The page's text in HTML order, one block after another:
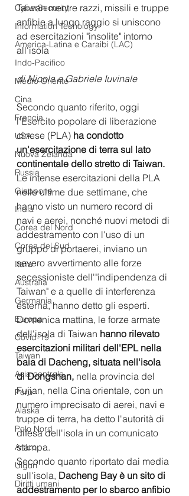
CyberSecurity
Information Tecnology
America-Latina e Caraibi (LAC)
Indo-Pacifico
Medio Oriente
Cina
Francia
USA
Nuova Zelanda
Russia
Giappone
India
Corea del Nord
Corea del Sud
Italia
Australia
Germania
Europa
Covid-19
Taiwan
Asia centrale
Perù
Alaska
Polo Nord
Artico
Uiguri
Diritti umani
Taiwan mentre razzi, missili e truppe
anfibie a lungo raggio si uniscono
ad esercitazioni "insolite" intorno
all'isola
di Nicola e Gabriele Iuvinale
Secondo quanto riferito, oggi
l'Esercito popolare di liberazione
cinese (PLA) ha condotto
un'esercitazione di terra sul lato
continentale dello stretto di Taiwan.
Le intense esercitazioni della PLA
nelle ultime due settimane, che
hanno visto un numero record di
navi e aerei, nonché nuovi metodi di
addestramento con l'uso di un
gruppo di portaerei, inviano un
severo avvertimento alle forze
secessioniste dell'"indipendenza di
Taiwan" e a quelle di interferenza
esterna, hanno detto gli esperti.
Domenica mattina, le forze armate
dell'isola di Taiwan hanno rilevato
esercitazioni militari dell'EPL nella
baia di Dacheng, situata nell'isola
di Dongshan, nella provincia del
Fujian, nella Cina orientale, con un
numero imprecisato di aerei, navi e
truppe di terra, ha detto l'autorità di
difesa dell'isola in un comunicato
stampa.
Secondo quanto riportato dai media
sull'isola, Dacheng Bay è un sito di
addestramento per lo sbarco anfibio